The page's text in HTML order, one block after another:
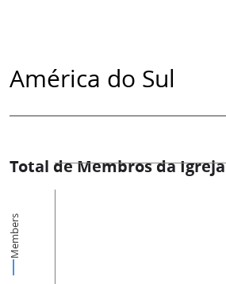
América do Sul
Total de Membros da Igreja
Members